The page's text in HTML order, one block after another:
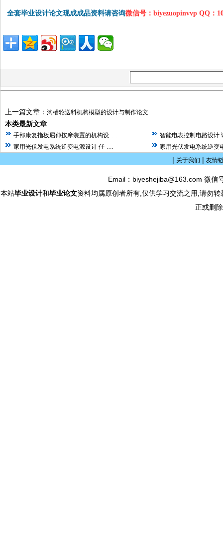
全套毕业设计论文现成成品资料请咨询微信号：biyezuopinvvp QQ
上一篇文章： 沟槽轮送料机构模型的设计与制作论文
本类最新文章
手部康复指板屈伸按摩装置的机构设
智能电表控制电路设计
家用光伏发电系统逆变电源设计 任
家用光伏发电系统逆变
| 关于我们 | 友情
Email：biyeshejiba@163.com 微
本站毕业设计和毕业论文资料均属原创者所有,仅供学习交流之用,请勿
正或删